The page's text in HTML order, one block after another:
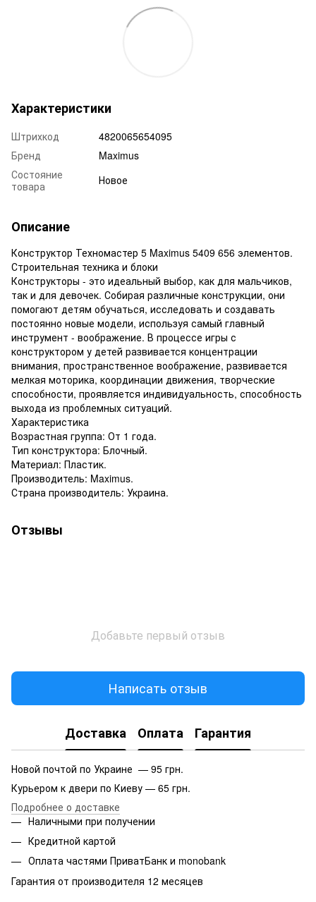
Характеристики
Штрихкод
4820065654095
Бренд
Maximus
Состояние
товара
Новое
Описание
Конструктор Техномастер 5 Maximus 5409 656 элементов.
Строительная техника и блоки
Конструкторы - это идеальный выбор, как для мальчиков,
так и для девочек. Собирая различные конструкции, они
помогают детям обучаться, исследовать и создавать
постоянно новые модели, используя самый главный
инструмент - воображение. В процессе игры с
конструктором у детей развивается концентрации
внимания, пространственное воображение, развивается
мелкая моторика, координации движения, творческие
способности, проявляется индивидуальность, способность
выхода из проблемных ситуаций.
Характеристика
Возрастная группа: От 1 года.
Тип конструктора: Блочный.
Материал: Пластик.
Производитель: Maximus.
Страна производитель: Украина.
Отзывы
Добавьте первый отзыв
Написать отзыв
Доставка Оплата Гарантия
Новой почтой по Украине — 95 грн.
Курьером к двери по Киеву — 65 грн.
Подробнее о доставке
Наличными при получении
Кредитной картой
Оплата частями ПриватБанк и monobank
Гарантия от производителя 12 месяцев